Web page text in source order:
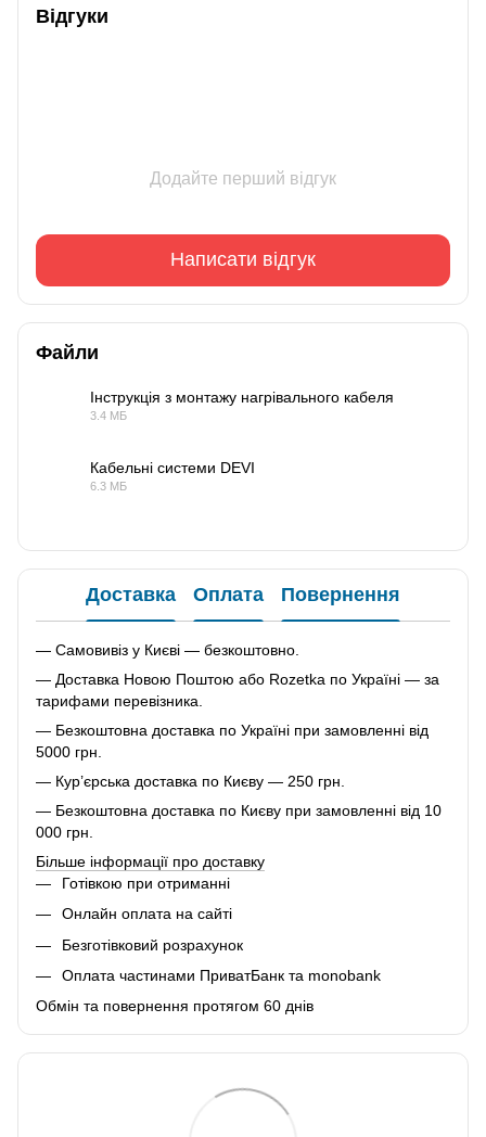
Відгуки
Додайте перший відгук
Написати відгук
Файли
Інструкція з монтажу нагрівального кабеля
3.4 МБ
Кабельні системи DEVI
6.3 МБ
Доставка Оплата Повернення
— Самовивіз у Києві — безкоштовно.
— Доставка Новою Поштою або Rozetka по Україні — за
тарифами перевізника.
— Безкоштовна доставка по Україні при замовленні від
5000 грн.
— Кур’єрська доставка по Києву — 250 грн.
— Безкоштовна доставка по Києву при замовленні від 10
000 грн.
Більше інформації про доставку
Готівкою при отриманні
Онлайн оплата на сайті
Безготівковий розрахунок
Оплата частинами ПриватБанк та monobank
Обмін та повернення протягом 60 днів